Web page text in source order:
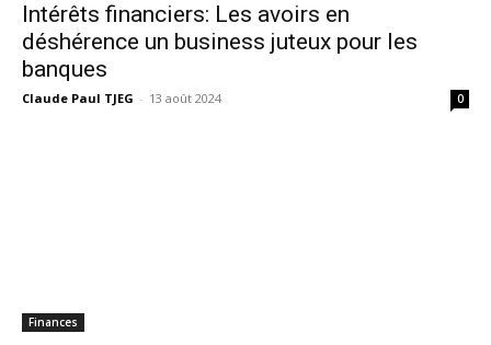
Intérêts financiers: Les avoirs en
déshérence un business juteux pour les
banques
Claude Paul TJEG - 13 août 2024 0
Finances